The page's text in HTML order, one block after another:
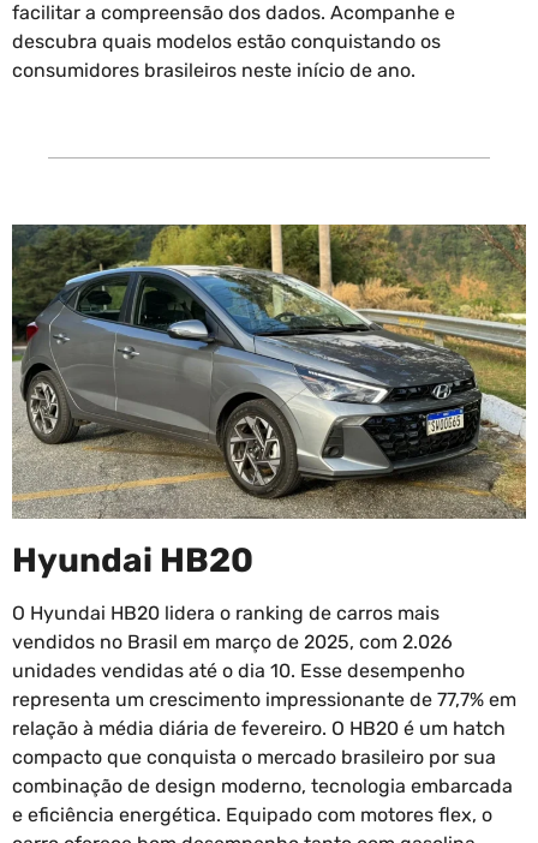
facilitar a compreensão dos dados. Acompanhe e
descubra quais modelos estão conquistando os
consumidores brasileiros neste início de ano.
Hyundai HB20
O Hyundai HB20 lidera o ranking de carros mais
vendidos no Brasil em março de 2025, com 2.026
unidades vendidas até o dia 10. Esse desempenho
representa um crescimento impressionante de 77,7% em
relação à média diária de fevereiro. O HB20 é um hatch
compacto que conquista o mercado brasileiro por sua
combinação de design moderno, tecnologia embarcada
e eficiência energética. Equipado com motores flex, o